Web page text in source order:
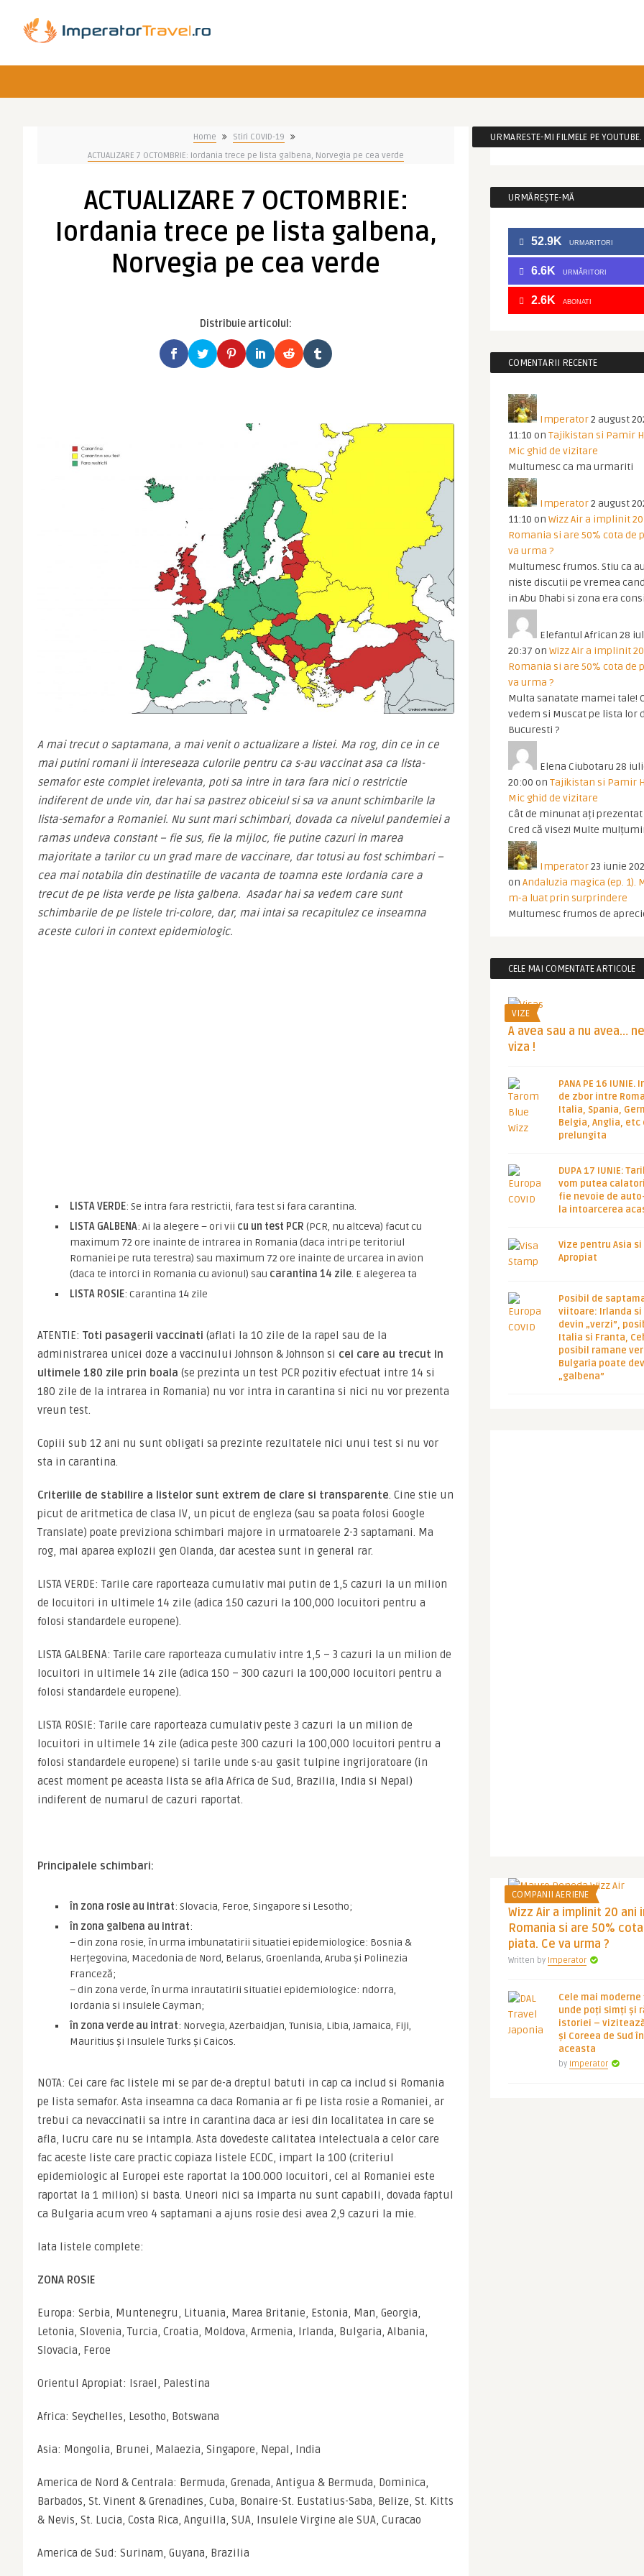
Home
Stiri COVID-19
ACTUALIZARE 7 OCTOMBRIE: Iordania trece pe lista galbena, Norvegia pe cea verde
ACTUALIZARE 7 OCTOMBRIE:
Iordania trece pe lista galbena,
Norvegia pe cea verde
Distribuie articolul:
A mai trecut o saptamana, a mai venit o actualizare a listei. Ma rog, din ce in ce
mai putini romani ii intereseaza culorile pentru ca s-au vaccinat asa ca lista-
semafor este complet irelevanta, poti sa intre in tara fara nici o restrictie
indiferent de unde vin, dar hai sa pastrez obiceiul si sa va anunt schimbarile la
lista-semafor a Romaniei. Nu sunt mari schimbari, dovada ca nivelul pandemiei a
ramas undeva constant – fie sus, fie la mijloc, fie putine cazuri in marea
majoritate a tarilor cu un grad mare de vaccinare, dar totusi au fost schimbari –
cea mai notabila din destinatiile de vacanta de toamna este Iordania care a
trecut de pe lista verde pe lista galbena.  Asadar hai sa vedem care sunt
schimbarile de pe listele tri-colore, dar, mai intai sa recapitulez ce inseamna
aceste culori in context epidemiologic.
LISTA VERDE: Se intra fara restrictii, fara test si fara carantina.
LISTA GALBENA: Ai la alegere – ori vii cu un test PCR (PCR, nu altceva) facut cu
maximum 72 ore inainte de intrarea in Romania (daca intri pe teritoriul
Romaniei pe ruta terestra) sau maximum 72 ore inainte de urcarea in avion
(daca te intorci in Romania cu avionul) sau carantina 14 zile. E alegerea ta
LISTA ROSIE: Carantina 14 zile
ATENTIE: Toti pasagerii vaccinati (aflati la 10 zile de la rapel sau de la
administrarea unicei doze a vaccinului Johnson & Johnson si cei care au trecut in
ultimele 180 zile prin boala (se prezinta un test PCR pozitiv efectuat intre 14 si
180 zile de la intrarea in Romania) nu vor intra in carantina si nici nu vor prezenta
vreun test.
Copiii sub 12 ani nu sunt obligati sa prezinte rezultatele nici unui test si nu vor
sta in carantina.
Criteriile de stabilire a listelor sunt extrem de clare si transparente . Cine stie un
picut de aritmetica de clasa IV, un picut de engleza (sau sa poata folosi Google
Translate) poate previziona schimbari majore in urmatoarele 2-3 saptamani. Ma
rog, mai aparea explozii gen Olanda, dar acestea sunt in general rar.
LISTA VERDE: Tarile care raporteaza cumulativ mai putin de 1,5 cazuri la un milion
de locuitori in ultimele 14 zile (adica 150 cazuri la 100,000 locuitori pentru a
folosi standardele europene).
LISTA GALBENA: Tarile care raporteaza cumulativ intre 1,5 – 3 cazuri la un milion de
locuitori in ultimele 14 zile (adica 150 – 300 cazuri la 100,000 locuitori pentru a
folosi standardele europene).
LISTA ROSIE: Tarile care raporteaza cumulativ peste 3 cazuri la un milion de
locuitori in ultimele 14 zile (adica peste 300 cazuri la 100,000 locuitori pentru a
folosi standardele europene) si tarile unde s-au gasit tulpine ingrijoratoare (in
acest moment pe aceasta lista se afla Africa de Sud, Brazilia, India si Nepal)
indiferent de numarul de cazuri raportat.
Principalele schimbari:
în zona rosie au intrat: Slovacia, Feroe, Singapore si Lesotho;
în zona galbena au intrat:
– din zona rosie, în urma imbunatatirii situatiei epidemiologice: Bosnia &
Herțegovina, Macedonia de Nord, Belarus, Groenlanda, Aruba și Polinezia
Franceză;
– din zona verde, în urma inrautatirii situatiei epidemiologice: ndorra,
Iordania si Insulele Cayman;
în zona verde au intrat: Norvegia, Azerbaidjan, Tunisia, Libia, Jamaica, Fiji,
Mauritius și Insulele Turks și Caicos.
NOTA: Cei care fac listele mi se par de-a dreptul batuti in cap ca includ si Romania
pe lista semafor. Asta inseamna ca daca Romania ar fi pe lista rosie a Romaniei, ar
trebui ca nevaccinatii sa intre in carantina daca ar iesi din localitatea in care se
afla, lucru care nu se intampla. Asta dovedeste calitatea intelectuala a celor care
fac aceste liste care practic copiaza listele ECDC, impart la 100 (criteriul
epidemiologic al Europei este raportat la 100.000 locuitori, cel al Romaniei este
raportat la 1 milion) si basta. Uneori nici sa imparta nu sunt capabili, dovada faptul
ca Bulgaria acum vreo 4 saptamani a ajuns rosie desi avea 2,9 cazuri la mie.
Iata listele complete:
ZONA ROSIE
Europa: Serbia, Muntenegru, Lituania, Marea Britanie, Estonia, Man, Georgia,
Letonia, Slovenia, Turcia, Croatia, Moldova, Armenia, Irlanda, Bulgaria, Albania,
Slovacia, Feroe
Orientul Apropiat: Israel, Palestina
Africa: Seychelles, Lesotho, Botswana
Asia: Mongolia, Brunei, Malaezia, Singapore, Nepal, India
America de Nord & Centrala: Bermuda, Grenada, Antigua & Bermuda, Dominica,
Barbados, St. Vinent & Grenadines, Cuba, Bonaire-St. Eustatius-Saba, Belize, St. Kitts
& Nevis, St. Lucia, Costa Rica, Anguilla, SUA, Insulele Virgine ale SUA, Curacao
America de Sud: Surinam, Guyana, Brazilia
URMARESTE-MI FILMELE PE YOUTUBE.
URMĂREȘTE-MĂ
52.9K URMARITORI
6.6K URMĂRITORI
2.6K ABONATI
COMENTARII RECENTE
Imperator2 august
11:10 on Tajikistan si Pamir
Mic ghid de vizitare
Multumesc ca ma urmariti
Imperator2 august
11:10 on Wizz Air a implinit
Romania si are 50% cota de
va urma ?
Multumesc frumos. Stiu ca
niste discutii pe vremea
in Abu Dhabi si zona era
Elefantul African 28
20:37 on Wizz Air a implinit
Romania si are 50% cota de
va urma ?
Multa sanatate mamei tale!
vedem si Muscat pe lista lor
Bucuresti ?
Elena Ciubotaru 28
20:00 on Tajikistan si Pamir
Mic ghid de vizitare
Cât de minunat ați prezentat
Cred că visez! Multe
Imperator23 iunie
on Andaluzia magica (ep. 1).
m-a luat prin surprindere
Multumesc frumos de
CELE MAI COMENTATE ARTICOLE
VIZE
A avea sau a nu avea…
viza !
PANA PE 16
de zbor intre
Italia, Spania,
Belgia, Anglia, etc
prelungita
DUPA 17 IUNIE:
vom putea
fie nevoie de
la intoarcerea
Vize pentru Asia si
Apropiat
Posibil de
viitoare: Irlanda si
devin „verzi”,
Italia si Franta,
posibil ramane
Bulgaria poate
„galbena”
COMPANII AERIENE
Wizz Air a implinit 20 ani
Romania si are 50%
piata. Ce va urma ?
Written by Imperator
Cele mai
unde poți simți și
istoriei –
și Coreea de Sud
aceasta
by Imperator